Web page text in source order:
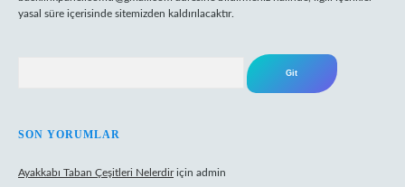
yasal süre içerisinde sitemizden kaldırılacaktır.
SON YORUMLAR
Ayakkabı Taban Çeşitleri Nelerdiriçin admin